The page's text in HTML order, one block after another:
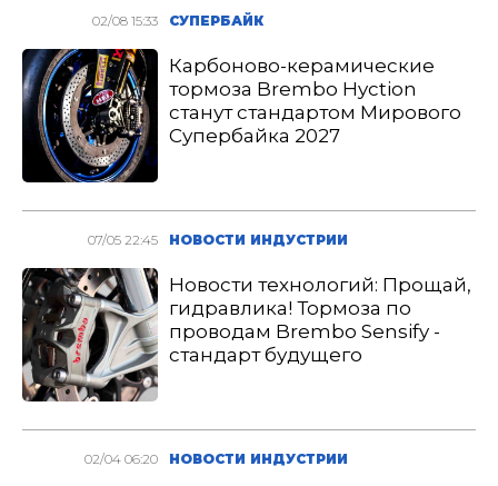
02/08 15:33 СУПЕРБАЙК
Карбоново-керамические
тормоза Brembo Hyction
станут стандартом Мирового
Супербайка 2027
07/05 22:45 НОВОСТИ ИНДУСТРИИ
Новости технологий: Прощай,
гидравлика! Тормоза по
проводам Brembo Sensify -
стандарт будущего
02/04 06:20 НОВОСТИ ИНДУСТРИИ